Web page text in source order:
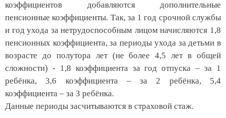
коэффициентов добавляются дополнительные
пенсионные коэффициенты. Так, за 1 год срочной службы
и год ухода за нетрудоспособным лицом начисляются 1,8
пенсионных коэффициента, за периоды ухода за детьми в
возрасте до полутора лет (не более 4,5 лет в общей
сложности) - 1,8 коэффициента за год отпуска – за 1
ребёнка, 3,6 коэффициента – за 2 ребёнка, 5,4
коэффициента – за 3 ребёнка.
Данные периоды засчитываются в страховой стаж.